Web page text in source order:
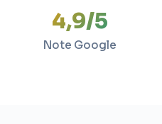
4,9/5
Note Google